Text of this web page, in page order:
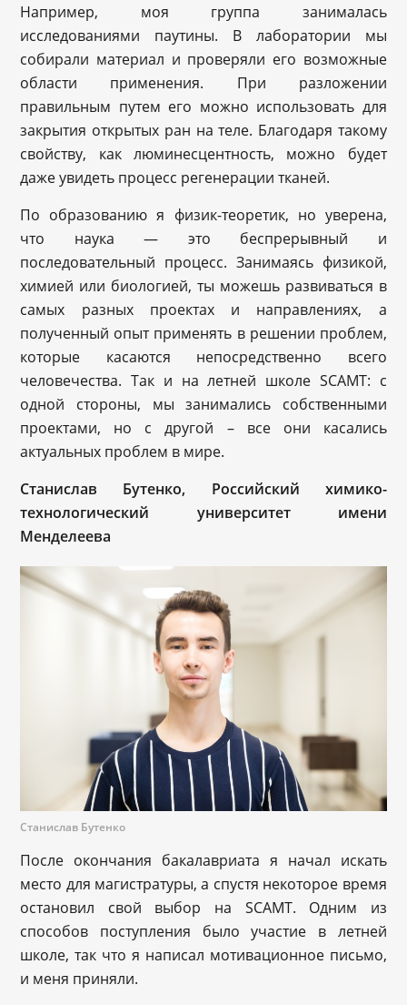
Например, моя группа занималась
исследованиями паутины. В лаборатории мы
собирали материал и проверяли его возможные
области применения. При разложении
правильным путем его можно использовать для
закрытия открытых ран на теле. Благодаря такому
свойству, как люминесцентность, можно будет
даже увидеть процесс регенерации тканей.
По образованию я физик-теоретик, но уверена,
что наука — это беспрерывный и
последовательный процесс. Занимаясь физикой,
химией или биологией, ты можешь развиваться в
самых разных проектах и направлениях, а
полученный опыт применять в решении проблем,
которые касаются непосредственно всего
человечества. Так и на летней школе SCAMT: с
одной стороны, мы занимались собственными
проектами, но с другой – все они касались
актуальных проблем в мире.
Станислав Бутенко, Российский химико-
технологический университет имени
Менделеева
Станислав Бутенко
После окончания бакалавриата я начал искать
место для магистратуры, а спустя некоторое время
остановил свой выбор на SCAMT. Одним из
способов поступления было участие в летней
школе, так что я написал мотивационное письмо,
и меня приняли.